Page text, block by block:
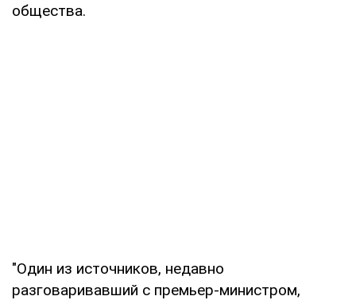
общества.
"Один из источников, недавно
разговаривавший с премьер-министром,